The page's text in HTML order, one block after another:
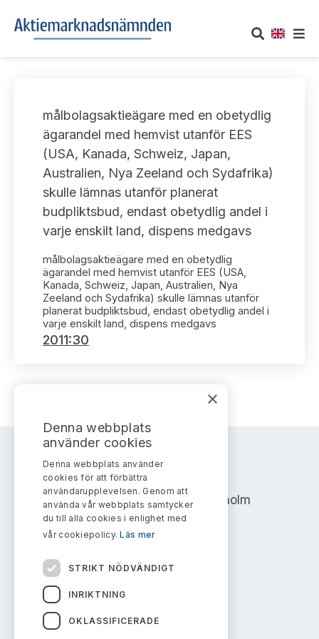
Om oss
Vårt uppdrag
Informationsgivning
Arbetssätt och jävsfrågor
Stadgar
Arbetsordning
Ledamöter
Publikationer och anföranden
UTTALANDEN
Om nämndens uttalanden
Framställningar och konsultation
Uttalanden sorterade efter publiceringsdatum
Samtliga uttalanden sorterade årsvis
Uttalanden sorterade ämnesvis
Sök uttalanden
TAKEOVER-REGLER
Takeover-regler för reglerade marknader och vissa
handelsplattformar
AKTUELLT
Prenumerera
Bildarkiv
KONTAKT
Kontakt angående ansökningar och uttalanden
Kontakt administrativa ärenden
målbolagsaktieägare med en obetydlig
ägarandel med hemvist utanför EES
(USA, Kanada, Schweiz, Japan,
Australien, Nya Zeeland och Sydafrika)
skulle lämnas utanför planerat
budpliktsbud, endast obetydlig andel i
varje enskilt land, dispens medgavs
målbolagsaktieägare med en obetydlig
ägarandel med hemvist utanför EES (USA,
Kanada, Schweiz, Japan, Australien, Nya
Zeeland och Sydafrika) skulle lämnas utanför
planerat budpliktsbud, endast obetydlig andel i
varje enskilt land, dispens medgavs
2011:30
AKTIEMARKNADSNÄMNDEN
Address: Box 7354, 103 90 Stockholm
info@aktiemarknadsnamnden.se
Om innehållet
Om webbplatsen
×
Denna webbplats
använder cookies
Denna webbplats använder
cookies för att förbättra
användarupplevelsen. Genom att
använda vår webbplats samtycker
du till alla cookies i enlighet med
vår cookiepolicy.Läs mer
STRIKT NÖDVÄNDIGT
INRIKTNING
OKLASSIFICERADE